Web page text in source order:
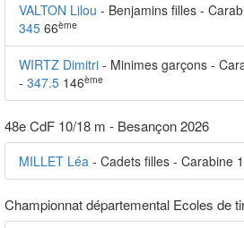
VALTON Lilou - Benjamins filles -
345 66ème
WIRTZ Dimitri - Minimes garçons -
- 347.5 146ème
48e CdF 10/18 m - Besançon 2026
MILLET Léa - Cadets filles - Carabine
Championnat départemental Ecoles de